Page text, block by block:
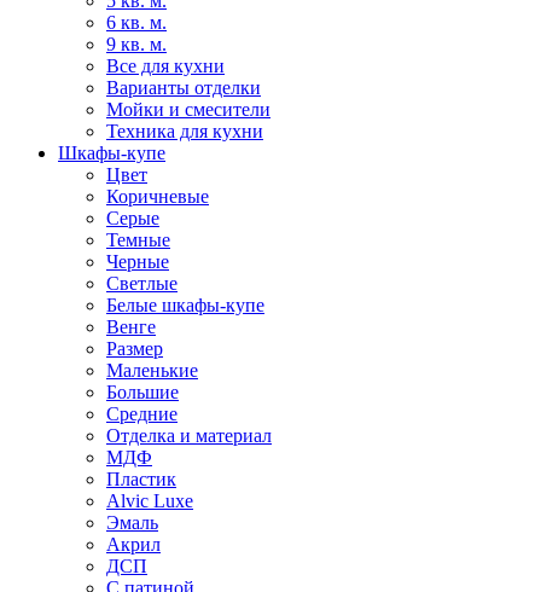
6 кв. м.
9 кв. м.
Все для кухни
Варианты отделки
Мойки и смесители
Техника для кухни
Шкафы-купе
Цвет
Коричневые
Серые
Темные
Черные
Светлые
Белые шкафы-купе
Венге
Размер
Маленькие
Большие
Средние
Отделка и материал
МДФ
Пластик
Alvic Luxe
Эмаль
Акрил
ДСП
С патиной